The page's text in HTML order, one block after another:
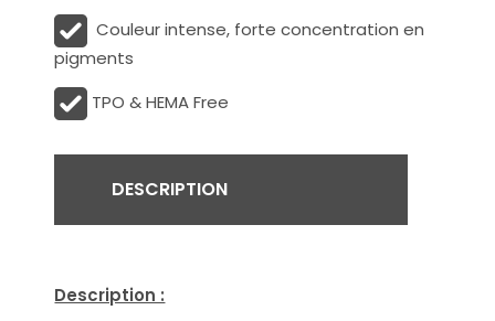
Couleur intense, forte concentration en
pigments
TPO & HEMA Free
DESCRIPTION
Description :